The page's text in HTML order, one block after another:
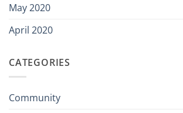
May 2020
April 2020
CATEGORIES
Community